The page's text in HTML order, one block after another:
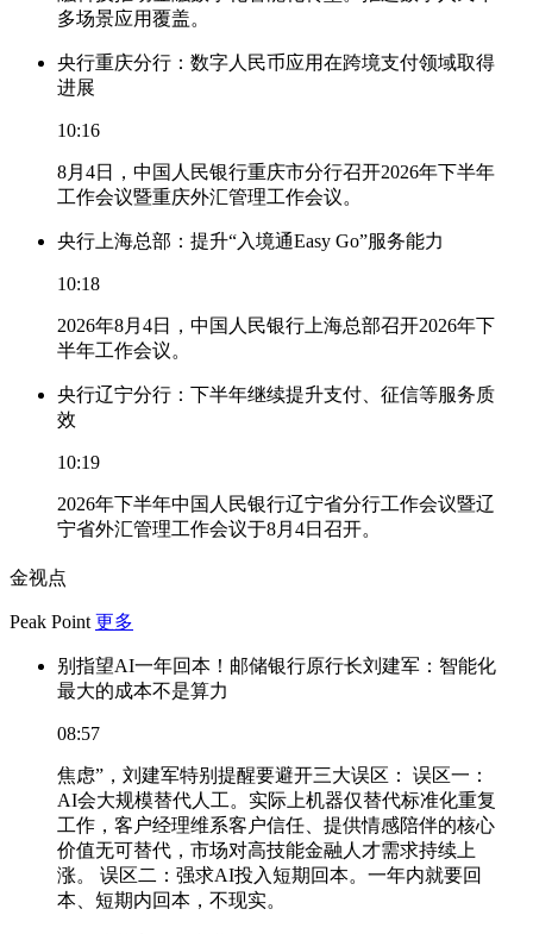
多场景应用覆盖。
央行重庆分行：数字人民币应用在跨境支付领域取得
进展
10:16
8月4日，中国人民银行重庆市分行召开2026年下半年
工作会议暨重庆外汇管理工作会议。
央行上海总部：提升“入境通Easy Go”服务能力
10:18
2026年8月4日，中国人民银行上海总部召开2026年下
半年工作会议。
央行辽宁分行：下半年继续提升支付、征信等服务质
效
10:19
2026年下半年中国人民银行辽宁省分行工作会议暨辽
宁省外汇管理工作会议于8月4日召开。
金视点
Peak Point 更多
别指望AI一年回本！邮储银行原行长刘建军：智能化
最大的成本不是算力
08:57
焦虑”，刘建军特别提醒要避开三大误区： 误区一：
AI会大规模替代人工。实际上机器仅替代标准化重复
工作，客户经理维系客户信任、提供情感陪伴的核心
价值无可替代，市场对高技能金融人才需求持续上
涨。 误区二：强求AI投入短期回本。一年内就要回
本、短期内回本，不现实。